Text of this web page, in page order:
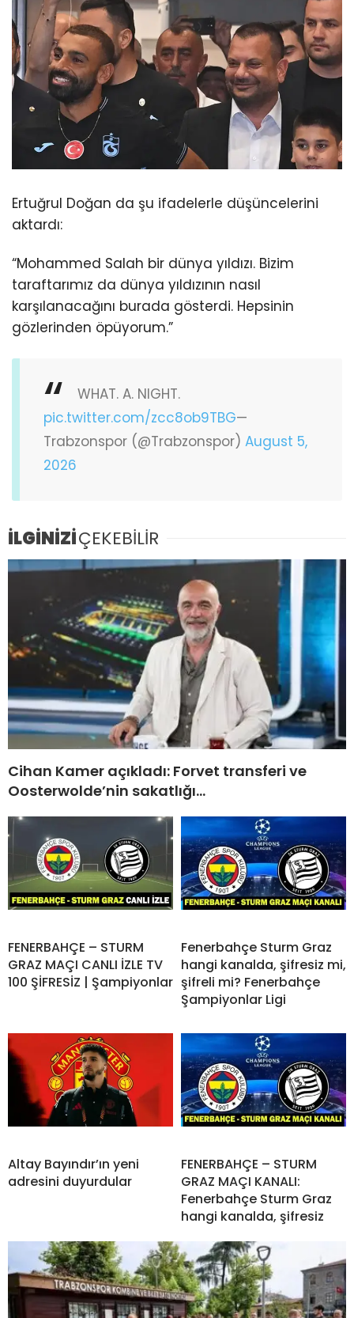
Ertuğrul Doğan da şu ifadelerle düşüncelerini
aktardı:
“Mohammed Salah bir dünya yıldızı. Bizim
taraftarımız da dünya yıldızının nasıl
karşılanacağını burada gösterdi. Hepsinin
gözlerinden öpüyorum.”
WHAT. A. NIGHT.
pic.twitter.com/zcc8ob9TBG—
Trabzonspor (@Trabzonspor) August 5,
2026
İLGİNİZİÇEKEBİLİR
Cihan Kamer açıkladı: Forvet transferi ve
Oosterwolde’nin sakatlığı…
FENERBAHÇE – STURM
GRAZ MAÇI CANLI İZLE TV
100 ŞİFRESİZ | Şampiyonlar
Fenerbahçe Sturm Graz
hangi kanalda, şifresiz mi,
şifreli mi? Fenerbahçe
Şampiyonlar Ligi
Altay Bayındır’ın yeni
adresini duyurdular
FENERBAHÇE – STURM
GRAZ MAÇI KANALI:
Fenerbahçe Sturm Graz
hangi kanalda, şifresiz